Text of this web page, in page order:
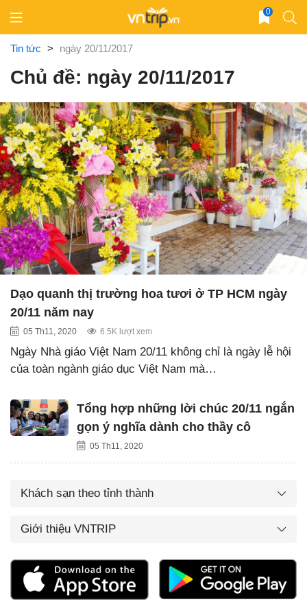
content
0
Tin tức > ngày 20/11/2017
Chủ đề: ngày 20/11/2017
Dạo quanh thị trường hoa tươi ở TP HCM ngày
20/11 năm nay
05 Th11, 2020 6.5K lượt xem
Ngày Nhà giáo Việt Nam 20/11 không chỉ là ngày lễ hội
của toàn ngành giáo dục Việt Nam mà…
Tổng hợp những lời chúc 20/11 ngắn
gọn ý nghĩa dành cho thầy cô
05 Th11, 2020
Khách sạn theo tỉnh thành
Giới thiệu VNTRIP